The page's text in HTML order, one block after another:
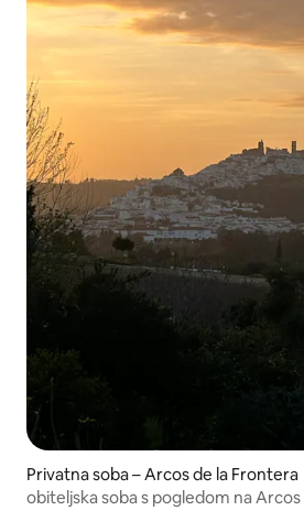
Privatna soba – Arcos de la Frontera
obiteljska soba s pogledom na